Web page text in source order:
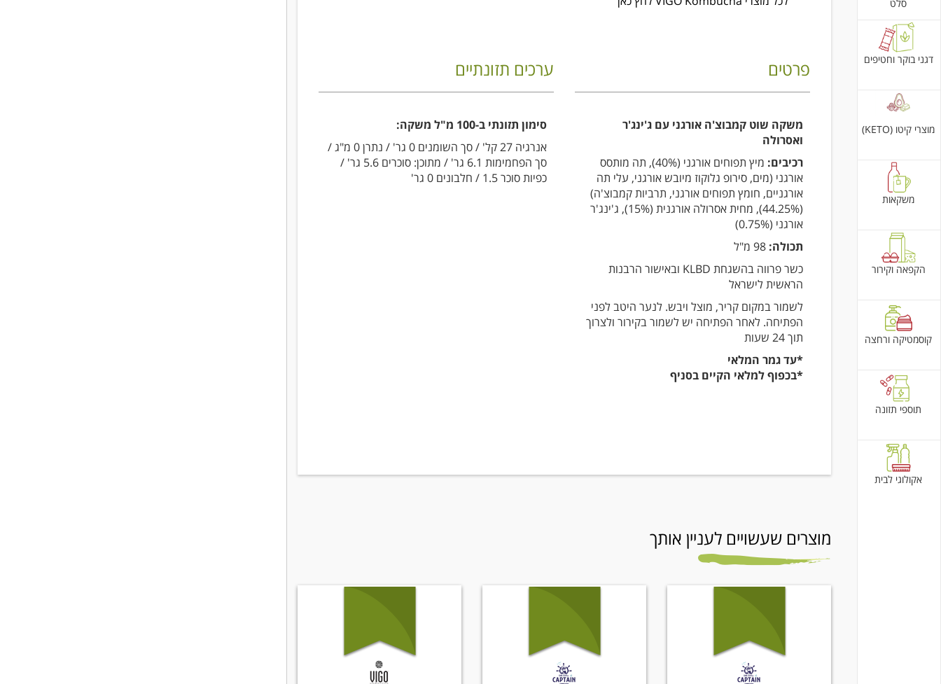
סלט
דגני בוקר וחטיפים
מוצרי קיטו (KETO)
משקאות
הקפאה וקירור
קוסמטיקה ורחצה
תוספי תזונה
אקולוגי לבית
פרטים
משקה שוט קמבוצ'ה אורגני עם ג'ינג'ר
ואסרולה
רכיבים:
מיץ תפוחים אורגני (40%), תה מותסס
אורגני (מים, סירופ גלוקוז מיובש אורגני, עלי תה
אורגניים, חומץ תפוחים אורגני, תרביות קמבוצ'ה)
(44.25%), מחית אסרולה אורגנית (15%), ג'ינג'ר
אורגני (0.75%)
תכולה: 98 מ"ל
כשר פרווה בהשגחת KLBD ובאישור הרבנות
הראשית לישראל
לשמור במקום קריר, מוצל ויבש. לנער היטב לפני
הפתיחה. לאחר הפתיחה יש לשמור בקירור ולצרוך
תוך 24 שעות
*עד גמר המלאי
*בכפוף למלאי הקיים בסניף
ערכים תזונתיים
סימון תזונתי ב-100 מ"ל משקה:
אנרגיה 27 קל' / סך השומנים 0 גר' / נתרן 0 מ"ג /
סך הפחמימות 6.1 גר' / מתוכן: סוכרים 5.6 גר' /
כפיות סוכר 1.5 / חלבונים 0 גר'
מוצרים שעשויים לעניין אותך